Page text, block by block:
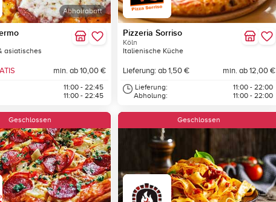
Abholrabatt
asiatisches
min. ab 10,00 €
11:00 - 22:45
11:00 - 22:45
Pizzeria Sorriso
Köln
Italienische Küche
Lieferung: ab 1,50 € min. ab 12,00 €
Lieferung:
Abholung:
11:00 - 22:00
11:00 - 22:00
Geschlossen Geschlossen